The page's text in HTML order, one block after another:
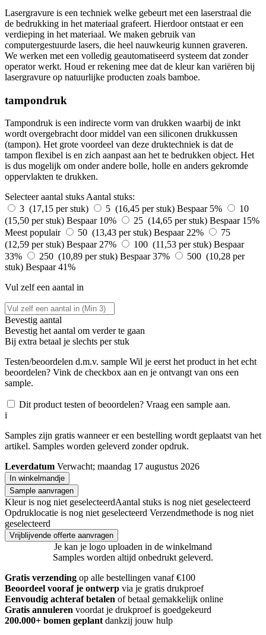
Lasergravure is een techniek welke gebeurt met een laserstraal die
de bedrukking in het materiaal grafeert. Hierdoor ontstaat er een
verdieping in het materiaal. We maken gebruik van
computergestuurde lasers, die heel nauwkeurig kunnen graveren.
We werken met een volledig geautomatiseerd systeem dat zonder
operator werkt. Houd er rekening mee dat de kleur kan variëren bij
lasergravure op natuurlijke producten zoals bamboe.
tampondruk
Tampondruk is een indirecte vorm van drukken waarbij de inkt
wordt overgebracht door middel van een siliconen drukkussen
(tampon). Het grote voordeel van deze druktechniek is dat de
tampon flexibel is en zich aanpast aan het te bedrukken object. Het
is dus mogelijk om onder andere bolle, holle en anders gekromde
oppervlakten te drukken.
Selecteer aantal stuks Aantal stuks:
3 (17,15 per stuk)
5 (16,45 per stuk) Bespaar 5%
10
(15,50 per stuk) Bespaar 10% 25 (14,65 per stuk) Bespaar 15%
Meest populair
50 (13,43 per stuk) Bespaar 22%
75
(12,59 per stuk) Bespaar 27% 100 (11,53 per stuk) Bespaar
33%
250 (10,89 per stuk) Bespaar 37%
500 (10,28 per
stuk) Bespaar 41%
Vul zelf een aantal in
Bevestig aantal
Bevestig het aantal om verder te gaan
Bij extra betaal je slechts per stuk
Testen/beoordelen d.m.v. sample Wil je eerst het product in het echt
beoordelen? Vink de checkbox aan en je ontvangt van ons een
sample.
Dit product testen of beoordelen? Vraag een sample aan.
i
Samples zijn gratis wanneer er een bestelling wordt geplaatst van het
artikel. Samples worden geleverd zonder opdruk.
Leverdatum Verwacht; maandag 17 augustus 2026
In winkelmandje
Sample aanvragen
Kleur is nog niet geselecteerdAantal stuks is nog niet geselecteerd
Opdruklocatie is nog niet geselecteerd Verzendmethode is nog niet
geselecteerd
Vrijblijvende offerte aanvragen
Je kan je logo uploaden in de winkelmand
Samples worden altijd onbedrukt geleverd.
Gratis verzending op alle bestellingen vanaf €100
Beoordeel vooraf je ontwerp via je gratis drukproef
Eenvoudig achteraf betalen of betaal gemakkelijk online
Gratis annuleren voordat je drukproef is goedgekeurd
200.000+ bomen geplant dankzij jouw hulp